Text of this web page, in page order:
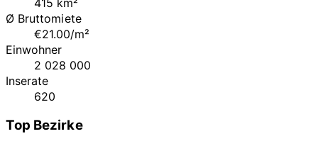
415 km²
Ø Bruttomiete
€21.00/m²
Einwohner
2 028 000
Inserate
620
Top Bezirke